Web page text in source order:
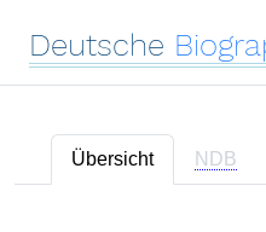
Deutsche
Übersicht NDB